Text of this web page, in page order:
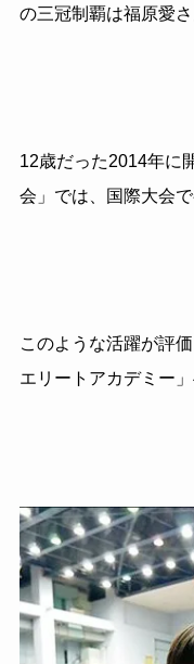
の三冠制覇は福原愛
12歳だった2014年に
会」では、国際大会
このような活躍が評
エリートアカデミー